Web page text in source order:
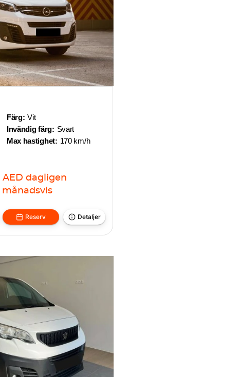
Färg: Vit
Invändig färg: Svart
Max hastighet: 170 km/h
AED dagligen
månadsvis
Reserv Detaljer